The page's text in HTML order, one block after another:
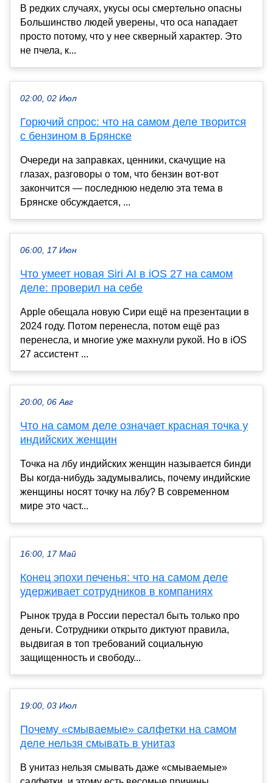
В редких случаях, укусы осы смертельно опасны
Большинство людей уверены, что оса нападает
просто потому, что у нее скверный характер. Это
не пчела, к...
02:00, 02 Июл
Горючий спрос: что на самом деле творится
с бензином в Брянске
Очереди на заправках, ценники, скачущие на
глазах, разговоры о том, что бензин вот-вот
закончится — последнюю неделю эта тема в
Брянске обсуждается, ...
06:00, 17 Июн
Что умеет новая Siri AI в iOS 27 на самом
деле: проверил на себе
Apple обещала новую Сири ещё на презентации в
2024 году. Потом перенесла, потом ещё раз
перенесла, и многие уже махнули рукой. Но в iOS
27 ассистент ...
20:00, 06 Авг
Что на самом деле означает красная точка у
индийских женщин
Точка на лбу индийских женщин называется бинди
Вы когда-нибудь задумывались, почему индийские
женщины носят точку на лбу? В современном
мире это част...
16:00, 17 Май
Конец эпохи печенья: что на самом деле
удерживает сотрудников в компаниях
Рынок труда в России перестал быть только про
деньги. Сотрудники открыто диктуют правила,
выдвигая в топ требований социальную
защищенность и свободу...
19:00, 03 Июл
Почему «смываемые» салфетки на самом
деле нельзя смывать в унитаз
В унитаз нельзя смывать даже «смываемые»